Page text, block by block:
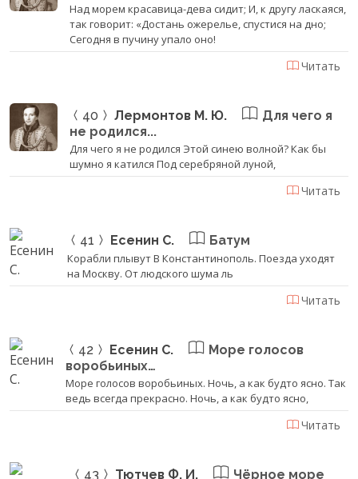
Над морем красавица-дева сидит; И, к другу ласкаяся,
так говорит: «Достань ожерелье, спустися на дно;
Сегодня в пучину упало оно!
Читать
40 Лермонтов М. Ю.
Для чего я
не родился...
Для чего я не родился Этой синею волной? Как бы
шумно я катился Под серебряной луной,
Читать
41 Есенин С. Батум
Корабли плывут В Константинополь. Поезда уходят
на Москву. От людского шума ль
Читать
42 Есенин С.
Море голосов
воробьиных…
Море голосов воробьиных. Ночь, а как будто ясно. Так
ведь всегда прекрасно. Ночь, а как будто ясно,
Читать
43 Тютчев Ф. И. Чёрное море